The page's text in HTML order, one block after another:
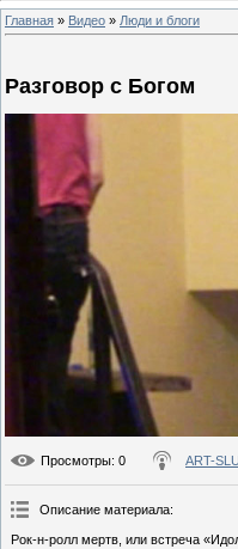
Главная » Видео » Люди и блоги
Разговор с Богом
Просмотры: 0 ART-
Описание материала:
Рок-н-ролл мертв, или встреча